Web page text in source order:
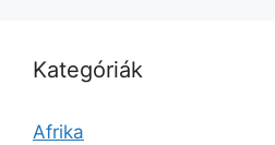
Kategóriák
Afrika